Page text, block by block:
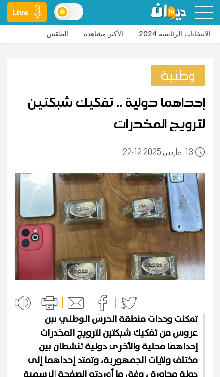
Live
الانتخابات الرئاسية 2024 الأكثر مشاهدة الطقس
وطنية
إحداهما دولية .. تفكيك شبكتين
لترويج المخدرات
13 22:12 2025 مارس
تمكنت وحدات منطقة الحرس الوطني ببن
عروس من تفكيك شبكتين لترويج المخدرات
إحداهما محلية والأخرى دولية تنشطان بين
مختلف ولايات الجمهورية، وتمتد إحداهما إلى